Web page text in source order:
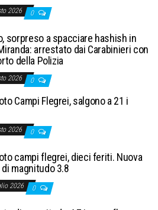
2026 0
sorpreso a spacciare hashish in
arrestato dai Carabinieri con
della Polizia
2026 0
Campi Flegrei, salgono a 21 i
2026 0
campi flegrei, dieci feriti. Nuova
magnitudo 3.8
2026 0